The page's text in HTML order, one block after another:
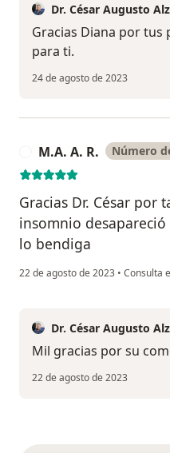
Dr. César Augusto
Gracias Diana por tus
para ti.
24 de agosto de 2023
M.A. A. R. Número
Gracias Dr. César por
insomnio
lo bendiga
22 de agosto de 2023 • Consulta
Dr. César Augusto
Mil gracias por su
22 de agosto de 2023